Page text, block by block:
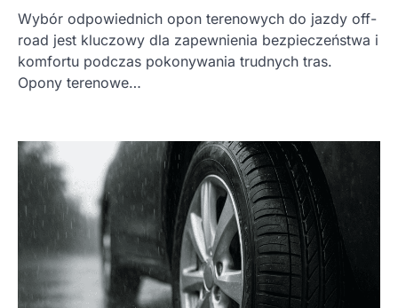
Wybór odpowiednich opon terenowych do jazdy off-
road jest kluczowy dla zapewnienia bezpieczeństwa i
komfortu podczas pokonywania trudnych tras.
Opony terenowe…